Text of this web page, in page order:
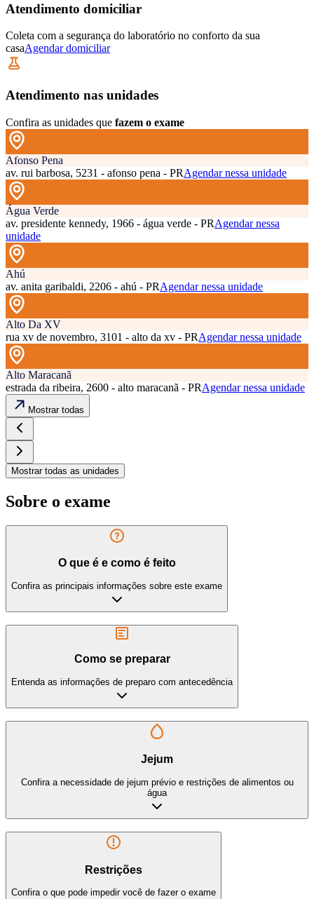
Atendimento domiciliar
Coleta com a segurança do laboratório no conforto da sua
casaAgendar domiciliar
Atendimento nas unidades
Confira as unidades que fazem o exame
Afonso Pena
av. rui barbosa, 5231 - afonso pena - PRAgendar nessa unidade
Água Verde
av. presidente kennedy, 1966 - água verde - PRAgendar nessa
unidade
Ahú
av. anita garibaldi, 2206 - ahú - PRAgendar nessa unidade
Alto Da XV
rua xv de novembro, 3101 - alto da xv - PRAgendar nessa unidade
Alto Maracanã
estrada da ribeira, 2600 - alto maracanã - PRAgendar nessa unidade
Mostrar todas
Mostrar todas as unidades
Sobre o exame
O que é e como é feito
Confira as principais informações sobre este exame
Como se preparar
Entenda as informações de preparo com antecedência
Jejum
Confira a necessidade de jejum prévio e restrições de alimentos ou
água
Restrições
Confira o que pode impedir você de fazer o exame